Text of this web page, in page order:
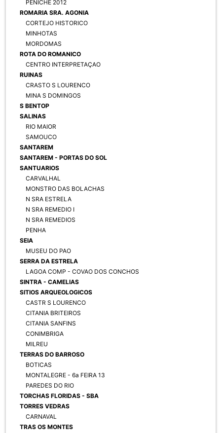
PENICHE 2012
ROMARIA SRA. AGONIA
CORTEJO HISTORICO
MINHOTAS
MORDOMAS
ROTA DO ROMANICO
CENTRO INTERPRETAÇAO
RUINAS
CRASTO S LOURENCO
MINA S DOMINGOS
S BENTOP
SALINAS
RIO MAIOR
SAMOUCO
SANTAREM
SANTAREM - PORTAS DO SOL
SANTUARIOS
CARVALHAL
MONSTRO DAS BOLACHAS
N SRA ESTRELA
N SRA REMEDIO I
N SRA REMEDIOS
PENHA
SEIA
MUSEU DO PAO
SERRA DA ESTRELA
LAGOA COMP - COVAO DOS CONCHOS
SINTRA - CAMELIAS
SITIOS ARQUEOLOGICOS
CASTR S LOURENCO
CITANIA BRITEIROS
CITANIA SANFINS
CONIMBRIGA
MILREU
TERRAS DO BARROSO
BOTICAS
MONTALEGRE - 6a FEIRA 13
PAREDES DO RIO
TORCHAS FLORIDAS - SBA
TORRES VEDRAS
CARNAVAL
TRAS OS MONTES